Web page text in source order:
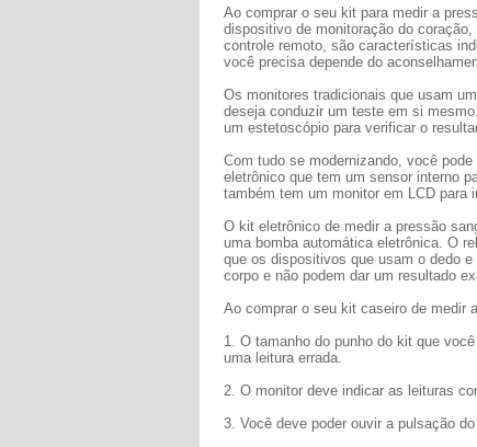
Ao comprar o seu kit para medir a
dispositivo de monitoração do
controle remoto, são características
você precisa depende do
Os monitores tradicionais que usam
deseja conduzir um teste em si
um estetoscópio para verificar o
Com tudo se modernizando, você
eletrônico que tem um sensor interno
também tem um monitor em LCD para
O kit eletrônico de medir a pressão
uma bomba automática eletrônica. O
que os dispositivos que usam o dedo
corpo e não podem dar um resultado
Ao comprar o seu kit caseiro de medir
1. O tamanho do punho do kit que
uma leitura errada.
2. O monitor deve indicar as leituras
3. Você deve poder ouvir a pulsação